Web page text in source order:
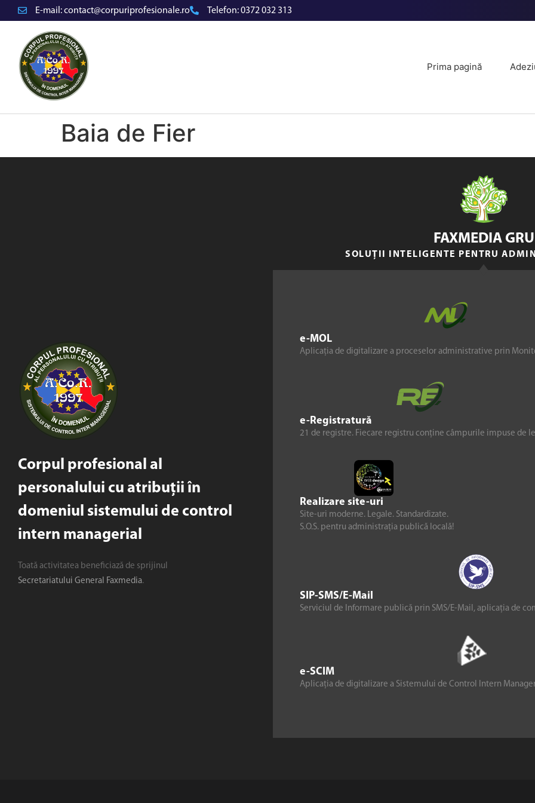
E-mail:contact@corpuriprofesionale.ro Telefon:0372 032 313
Prima pagină
Baia de Fier
Corpul profesional al
personalului cu atribuții în
domeniul sistemului de control
intern managerial
Toată activitatea beneficiază de sprijinul
Secretariatului General Faxmedia.
e-MOL
Aplicația de digitalizare a proceselor administrative prin
e-Registratură
21 de registre. Fiecare registru conține câmpurile impuse de
Realizare site-uri
Site-uri moderne. Legale. Standardizate.
S.O.S. pentru administrația publică locală!
SIP-SMS/E-Mail
Serviciul de Informare publică prin SMS/E-Mail, aplicația de
e-SCIM
Aplicația de digitalizare a Sistemului de Control Intern
FAXMEDIA
SOLUȚII INTELIGENTE PENTRU